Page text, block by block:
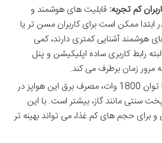
کم تجربه: قابلیت های هوشمند و
ابتدا ممکن است برای کاربران مسن تر یا
هوشمند آشنایی کمتری دارند، کمی
رابط کاربری ساده اپلیکیشن و پنل
مرور زمان برطرف می کند.
با توان 1800 وات، مصرف برق این هواپز در
سنتی مانند گاز، بیشتر است. با این
برای حجم های کم غذا، می تواند بهینه تر